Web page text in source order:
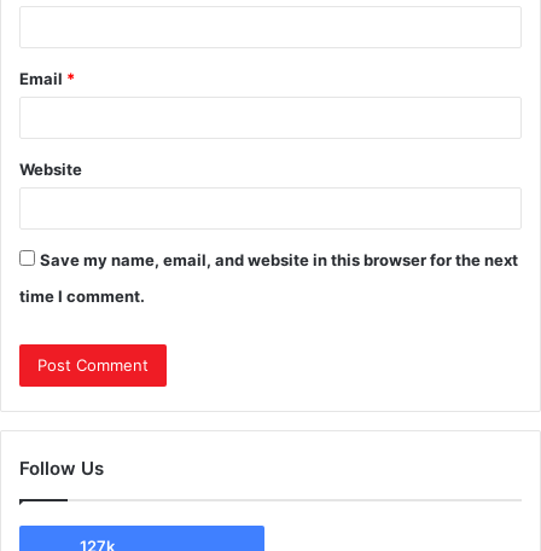
Email *
Website
Save my name, email, and website in this browser for the next
time I comment.
Follow Us
127k